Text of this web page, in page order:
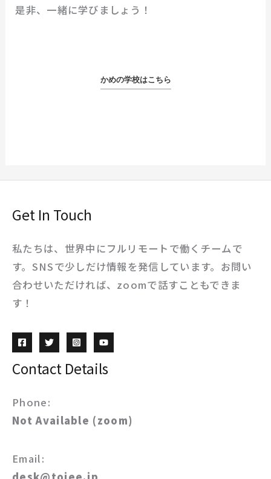
是非、一緒に学びましょう！
かめの学校はこちら
Get In Touch
私たちは、世界中にフルリモートで働くチームで
す。SNSで少しだけ情報を発信しています。お問い
合わせいただければ、zoomで話すこともできま
す！
Contact Details
Phone:
Not Available (zoom)
Email: